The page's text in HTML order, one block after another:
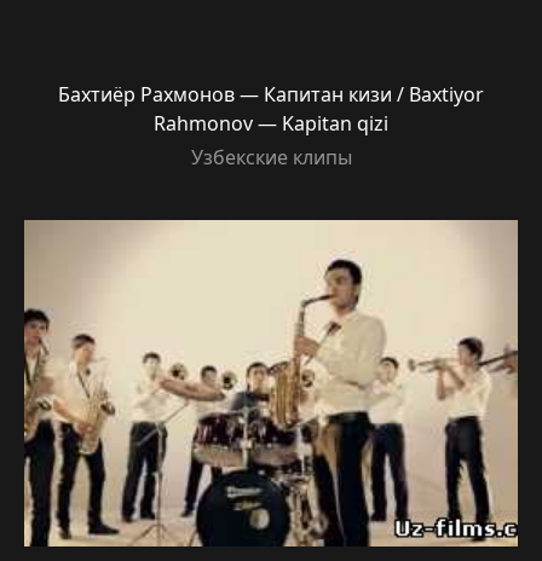
Бахтиёр Рахмонов — Капитан кизи / Baxtiyor
Rahmonov — Kapitan qizi
Узбекские клипы